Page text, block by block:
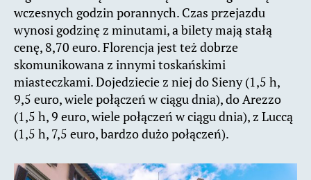
wczesnych godzin porannych. Czas przejazdu
wynosi godzinę z minutami, a bilety mają stałą
cenę, 8,70 euro. Florencja jest też dobrze
skomunikowana z innymi toskańskimi
miasteczkami. Dojedziecie z niej do Sieny (1,5 h,
9,5 euro, wiele połączeń w ciągu dnia), do Arezzo
(1,5 h, 9 euro, wiele połączeń w ciągu dnia), z Luccą
(1,5 h, 7,5 euro, bardzo dużo połączeń).